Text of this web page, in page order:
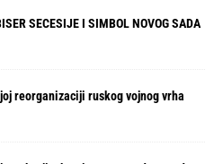
SECESIJE I SIMBOL NOVOG SADA
reorganizaciji ruskog vojnog vrha